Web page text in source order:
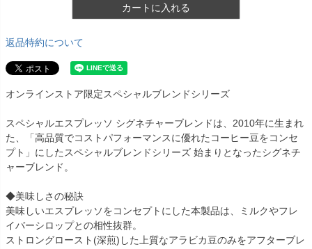
カートに入れる
返品特約について
オンラインストア限定スペシャルブレンドシリーズ
スペシャルエスプレッソ シグネチャーブレンドは、2010年に生まれ
た、「高品質でコストパフォーマンスに優れたコーヒー豆をコンセ
プト」にしたスペシャルブレンドシリーズ 始まりとなったシグネチ
ャーブレンド。
◆美味しさの秘訣
美味しいエスプレッソをコンセプトにした本製品は、ミルクやフレ
イバーシロップとの相性抜群。
ストロングロースト(深煎)した上質なアラビカ豆のみをアフターブレ